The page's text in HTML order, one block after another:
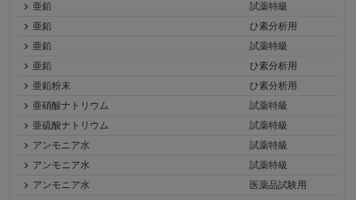
亜鉛
試薬特級
亜鉛
ひ素分析用
亜鉛
試薬特級
亜鉛
ひ素分析用
亜鉛粉末
ひ素分析用
亜硝酸ナトリウム
試薬特級
亜硫酸ナトリウム
試薬特級
アンモニア水
試薬特級
アンモニア水
試薬特級
アンモニア水
医薬品試験用